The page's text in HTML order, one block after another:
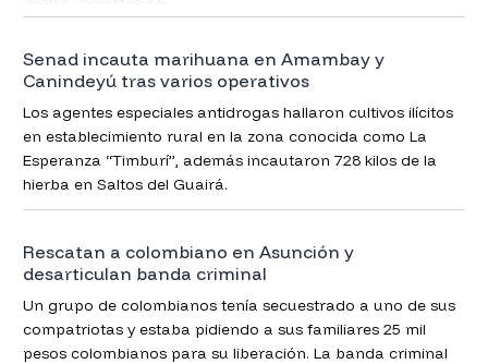
Senad incauta marihuana en Amambay y
Canindeyú tras varios operativos
Los agentes especiales antidrogas hallaron cultivos ilícitos
en establecimiento rural en la zona conocida como La
Esperanza “Timburí”, además incautaron 728 kilos de la
hierba en Saltos del Guairá.
Rescatan a colombiano en Asunción y
desarticulan banda criminal
Un grupo de colombianos tenía secuestrado a uno de sus
compatriotas y estaba pidiendo a sus familiares 25 mil
pesos colombianos para su liberación. La banda criminal